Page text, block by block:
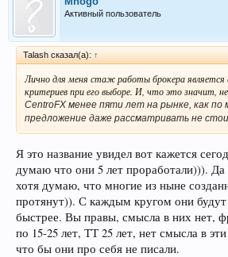
Активный пользователь
Talash сказал(а): ↑
Лично для меня стаж работы брокера является
критериев при его выборе. И, что это значит,
CentroFX менее пяти лет на рынке, как по
предложение даже рассматривать не
Я это название увидел вот кажется
думаю что они 5 лет проработали))). Да
хотя думаю, что многие из ныне
протянут)). С каждым кругом они
быстрее. Вы правы, смысла в них нет,
по 15-25 лет, ТТ 25 лет, нет смысла в
что бы они про себя не писали.